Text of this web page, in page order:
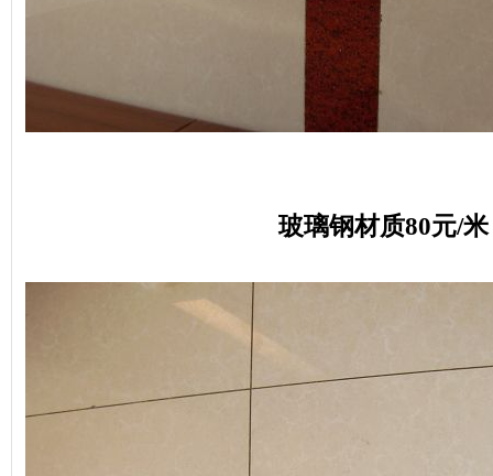
玻璃钢材质80元/米